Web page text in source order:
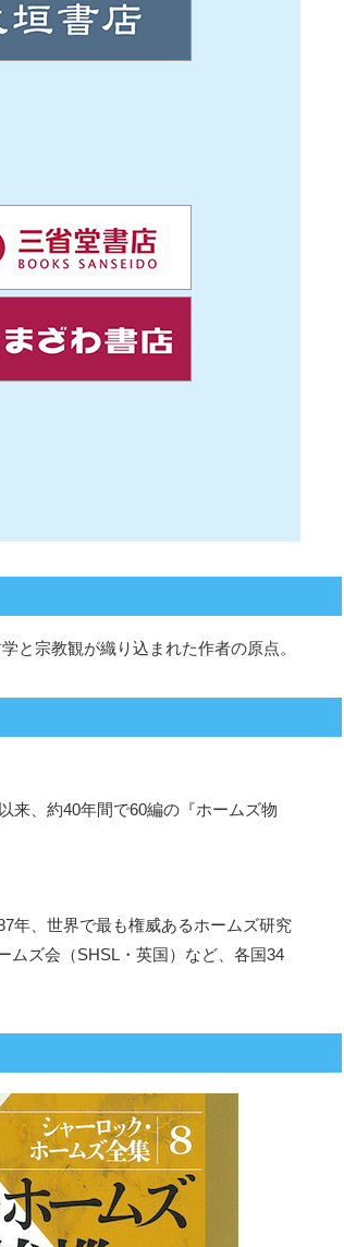
と宗教観が織り込まれた作者の原点。
来、約40年間で60編の『ホームズ物
年、世界で最も権威あるホームズ研究
ムズ会（SHSL・英国）など、各国34